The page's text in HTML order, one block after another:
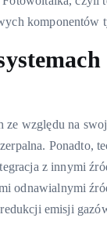
komponentów
względu na
Ponadto,
z innymi
odnawialnymi
emisji